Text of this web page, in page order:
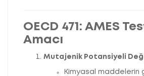
OECD 471: AMES
Amacı
Mutajenik Potansiyeli
Kimyasal maddelerin